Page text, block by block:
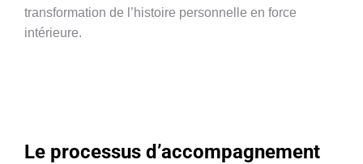
transformation de l’histoire personnelle en force
intérieure.
Le processus d’accompagnement